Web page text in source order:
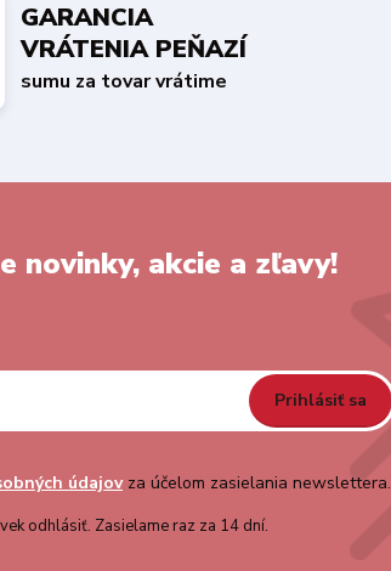
GARANCIA
VRÁTENIA PEŇAZÍ
sumu za tovar vrátime
novinky, akcie a zľavy!
Prihlásiť sa
údajovza účelom zasielania newslettera.
odhlásiť. Zasielame raz za 14 dní.